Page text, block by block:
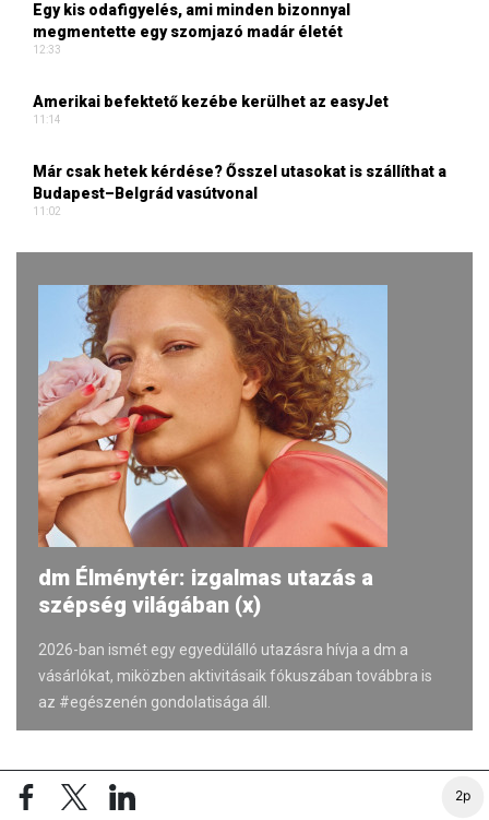
2p
Egy kis odafigyelés, ami minden bizonnyal
megmentette egy szomjazó madár életét
12:33
Amerikai befektető kezébe kerülhet az easyJet
11:14
Már csak hetek kérdése? Ősszel utasokat is szállíthat a
Budapest–Belgrád vasútvonal
11:02
dm Élménytér: izgalmas utazás a
szépség világában (x)
2026-ban ismét egy egyedülálló utazásra hívja a dm a
vásárlókat, miközben aktivitásaik fókuszában továbbra is
az #egészenén gondolatisága áll.